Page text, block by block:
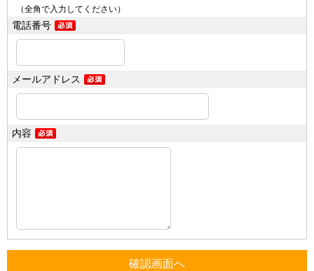
（全角で入力してください）
電話番号
メールアドレス
内容